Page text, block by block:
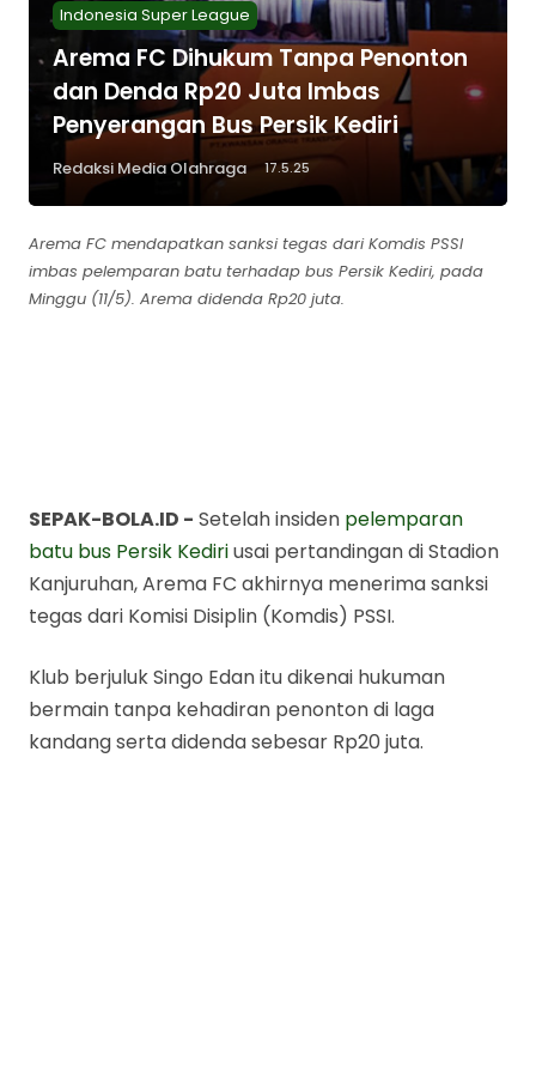
Indonesia Super League
Arema FC Dihukum Tanpa Penonton
dan Denda Rp20 Juta Imbas
Penyerangan Bus Persik Kediri
Redaksi Media Olahraga 17.5.25
Arema FC mendapatkan sanksi tegas dari Komdis PSSI
imbas pelemparan batu terhadap bus Persik Kediri, pada
Minggu (11/5). Arema didenda Rp20 juta.
Arema FC Dihukum
Bagikan ke media lain
SEPAK-BOLA.ID - Setelah insiden pelemparan
batu bus Persik Kediriusai pertandingan di Stadion
Kanjuruhan, Arema FC akhirnya menerima sanksi
tegas dari Komisi Disiplin (Komdis) PSSI.
Klub berjuluk Singo Edan itu dikenai hukuman
bermain tanpa kehadiran penonton di laga
kandang serta didenda sebesar Rp20 juta.